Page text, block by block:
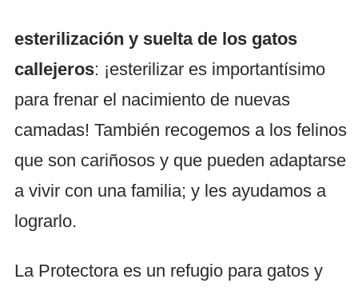
esterilización y suelta de los gatos
callejeros: ¡esterilizar es importantísimo
para frenar el nacimiento de nuevas
camadas! También recogemos a los felinos
que son cariñosos y que pueden adaptarse
a vivir con una familia; y les ayudamos a
lograrlo.
La Protectora es un refugio para gatos y